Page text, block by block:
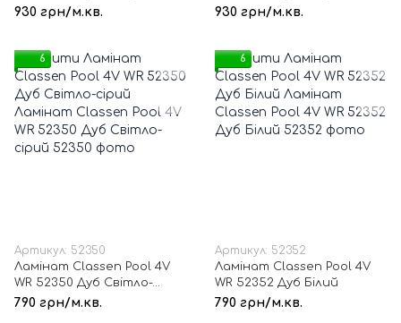
930 грн/м.кв. 930 грн/м.кв.
6
Артикул: 52350
Ламінат Classen Pool 4V
WR 52350 Дуб Світло-
сірий
790 грн/м.кв.
6
Артикул: 52352
Ламінат Classen Pool 4V
WR 52352 Дуб Білий
790 грн/м.кв.